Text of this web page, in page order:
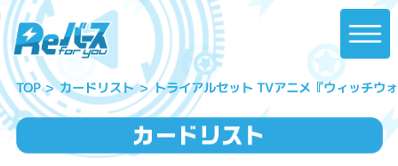
TOP カードリスト トライアルセット TVアニメ『ウィッチウ